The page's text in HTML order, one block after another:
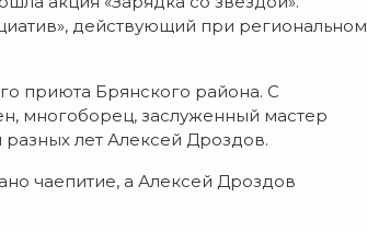
действующий при региональном
приюта Брянского района. С
многоборец, заслуженный мастер
лет Алексей Дроздов.
чаепитие, а Алексей Дроздов